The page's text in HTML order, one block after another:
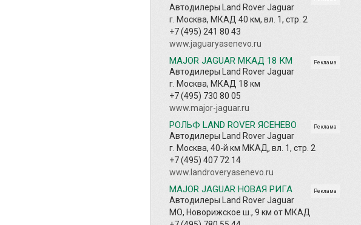
Автодилеры Land Rover Jaguar
г. Москва, МКАД 40 км, вл. 1, стр. 2
+7 (495) 241 80 43
www.jaguaryasenevo.ru
Реклама
MAJOR JAGUAR МКАД 18 КМ
Автодилеры Land Rover Jaguar
г. Москва, МКАД 18 км
+7 (495) 730 80 05
www.major-jaguar.ru
Реклама
РОЛЬФ LAND ROVER ЯСЕНЕВО
Автодилеры Land Rover Jaguar
г. Москва, 40-й км МКАД, вл. 1, стр. 2
+7 (495) 407 72 14
www.landroveryasenevo.ru
Реклама
MAJOR JAGUAR НОВАЯ РИГА
Автодилеры Land Rover Jaguar
МО, Новорижское ш., 9 км от МКАД